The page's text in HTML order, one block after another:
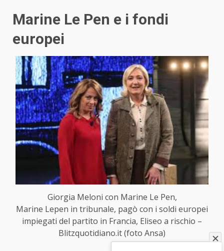
Marine Le Pen e i fondi
europei
Giorgia Meloni con Marine Le Pen,
Marine Lepen in tribunale, pagò con i soldi europei
impiegati del partito in Francia, Eliseo a rischio –
Blitzquotidiano.it (foto Ansa)